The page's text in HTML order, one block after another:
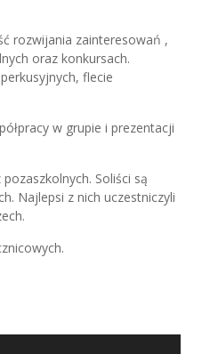
rozwijania zainteresowań ,
oraz konkursach.
flecie
w grupie i prezentacji
Soliści są
Najlepsi z nich uczestniczyli